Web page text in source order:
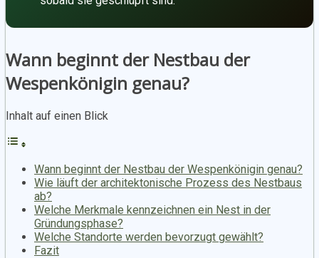
Wann beginnt der Nestbau der
Wespenkönigin genau?
Inhalt auf einen Blick
Wann beginnt der Nestbau der Wespenkönigin genau?
Wie läuft der architektonische Prozess des Nestbaus
ab?
Welche Merkmale kennzeichnen ein Nest in der
Gründungsphase?
Welche Standorte werden bevorzugt gewählt?
Fazit